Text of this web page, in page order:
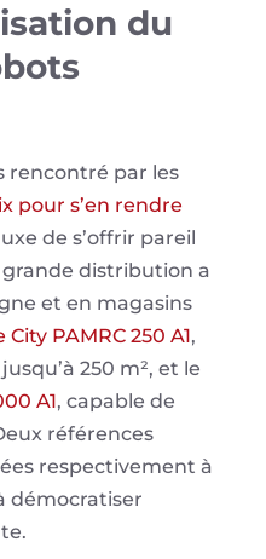
du
rencontré par les
pour s’en rendre
de s’offrir pareil
grande distribution a
et en magasins
PAMRC 250 A1,
250 m², et le
A1, capable de
références
respectivement à
démocratiser